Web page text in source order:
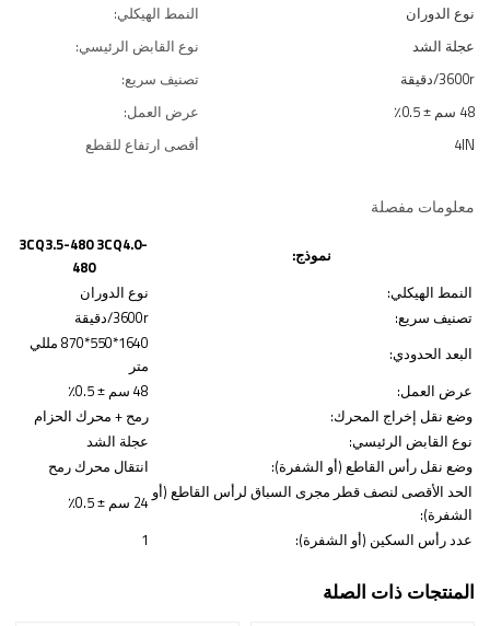
النمط الهيكلي:
نوع الدوران
نوع القابض الرئيسي:
عجلة الشد
تصنيف سريع:
3600r/دقيقة
عرض العمل:
48 سم ± 0.5٪
أقصى ارتفاع للقطع
4IN
معلومات مفصلة
نموذج:
3CQ3.5-480 3CQ4.0-
480
النمط الهيكلي:
نوع الدوران
تصنيف سريع:
3600r/دقيقة
البعد الحدودي:
1640*550*870 مللي
متر
عرض العمل:
48 سم ± 0.5٪
وضع نقل إخراج المحرك:
رمح + محرك الحزام
نوع القابض الرئيسي:
عجلة الشد
وضع نقل رأس القاطع (أو الشفرة):
انتقال محرك رمح
الحد الأقصى لنصف قطر مجرى السباق لرأس القاطع (أو
الشفرة):
24 سم ± 0.5٪
عدد رأس السكين (أو الشفرة):
1
المنتجات ذات الصلة